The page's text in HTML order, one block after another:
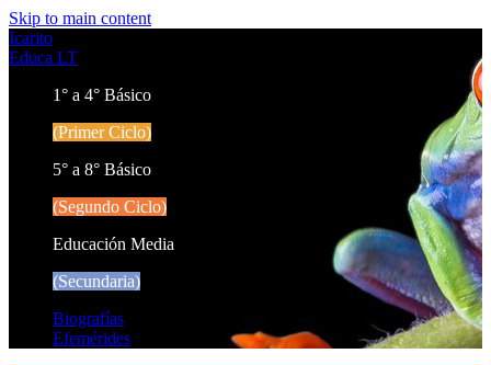
Skip to main content
Icarito
Educa LT
1° a 4° Básico
(Primer Ciclo)
5° a 8° Básico
(Segundo Ciclo)
Educación Media
(Secundaria)
Biografías
Efemérides